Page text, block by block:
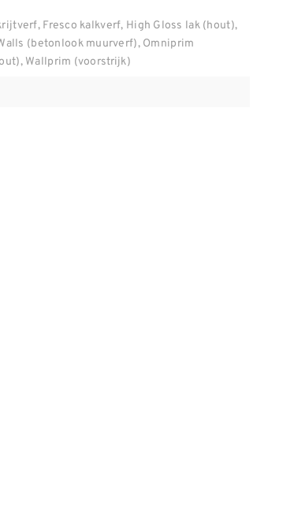
Fresco kalkverf, High Gloss lak (hout),
(betonlook muurverf), Omniprim
Wallprim (voorstrijk)